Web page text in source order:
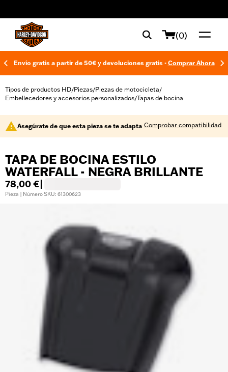
(0)
Envío gratis a partir de 50€ y devoluciones gratis - Comprar Ahora
Tipos de productos HD/Piezas/Piezas de motocicleta/
Embellecedores y accesorios personalizados/Tapas de bocina
Asegúrate de que esta pieza se te adapta Comprobar compatibilidad
TAPA DE BOCINA ESTILO
WATERFALL - NEGRA BRILLANTE
78,00 €
Pieza | Número SKU: 61300623